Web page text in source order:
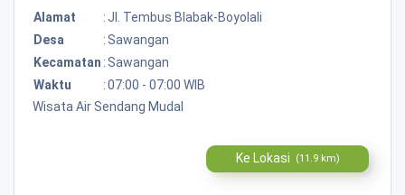
Alamat : Jl. Tembus Blabak-Boyolali
Desa
: Sawangan
Kecamatan : Sawangan
Waktu
:07:00 - 07:00 WIB
Wisata Air Sendang Mudal
Ke Lokasi (11.9 km)